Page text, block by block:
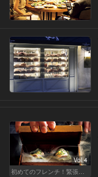
Vol.4
初めてのフレンチ！緊張せずに楽しめる人気店